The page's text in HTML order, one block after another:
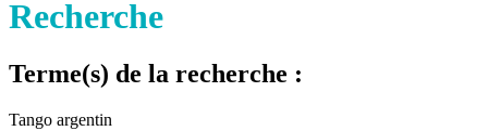
Recherche
Terme(s) de la recherche :
Tango argentin